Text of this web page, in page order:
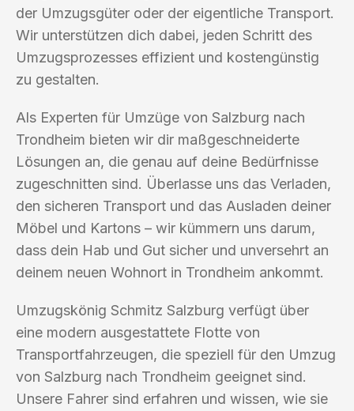
der Umzugsgüter oder der eigentliche Transport.
Wir unterstützen dich dabei, jeden Schritt des
Umzugsprozesses effizient und kostengünstig
zu gestalten.
Als Experten für Umzüge von Salzburg nach
Trondheim bieten wir dir maßgeschneiderte
Lösungen an, die genau auf deine Bedürfnisse
zugeschnitten sind. Überlasse uns das Verladen,
den sicheren Transport und das Ausladen deiner
Möbel und Kartons – wir kümmern uns darum,
dass dein Hab und Gut sicher und unversehrt an
deinem neuen Wohnort in Trondheim ankommt.
Umzugskönig Schmitz Salzburg verfügt über
eine modern ausgestattete Flotte von
Transportfahrzeugen, die speziell für den Umzug
von Salzburg nach Trondheim geeignet sind.
Unsere Fahrer sind erfahren und wissen, wie sie